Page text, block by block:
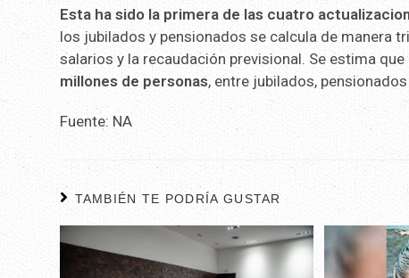
Esta ha sido la primera de las cuatro
los jubilados y pensionados se calcula de manera
salarios y la recaudación previsional. Se estima
millones de personas, entre jubilados,
Fuente: NA
TAMBIÉN TE PODRÍA GUSTAR